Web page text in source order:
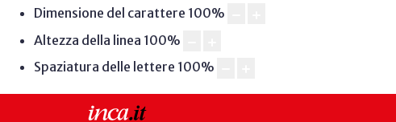
Dimensione del carattere 100%
Altezza della linea 100%
Spaziatura delle lettere 100%